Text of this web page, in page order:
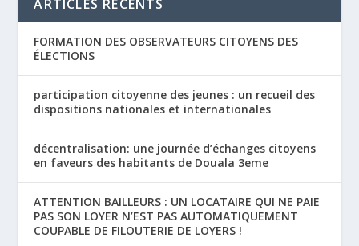
ARTICLES RÉCENTS
FORMATION DES OBSERVATEURS CITOYENS DES
ÉLECTIONS
participation citoyenne des jeunes : un recueil des
dispositions nationales et internationales
décentralisation: une journée d’échanges citoyens
en faveurs des habitants de Douala 3eme
ATTENTION BAILLEURS : UN LOCATAIRE QUI NE PAIE
PAS SON LOYER N’EST PAS AUTOMATIQUEMENT
COUPABLE DE FILOUTERIE DE LOYERS !